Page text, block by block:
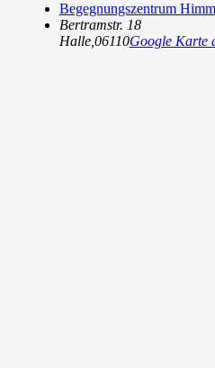
Begegnungszentrum
Bertramstr. 18
Halle, 06110Google Karte